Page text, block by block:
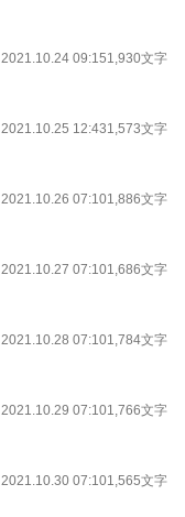
2021.10.24 09:151,930文字
2021.10.25 12:431,573文字
2021.10.26 07:101,886文字
2021.10.27 07:101,686文字
2021.10.28 07:101,784文字
2021.10.29 07:101,766文字
2021.10.30 07:101,565文字